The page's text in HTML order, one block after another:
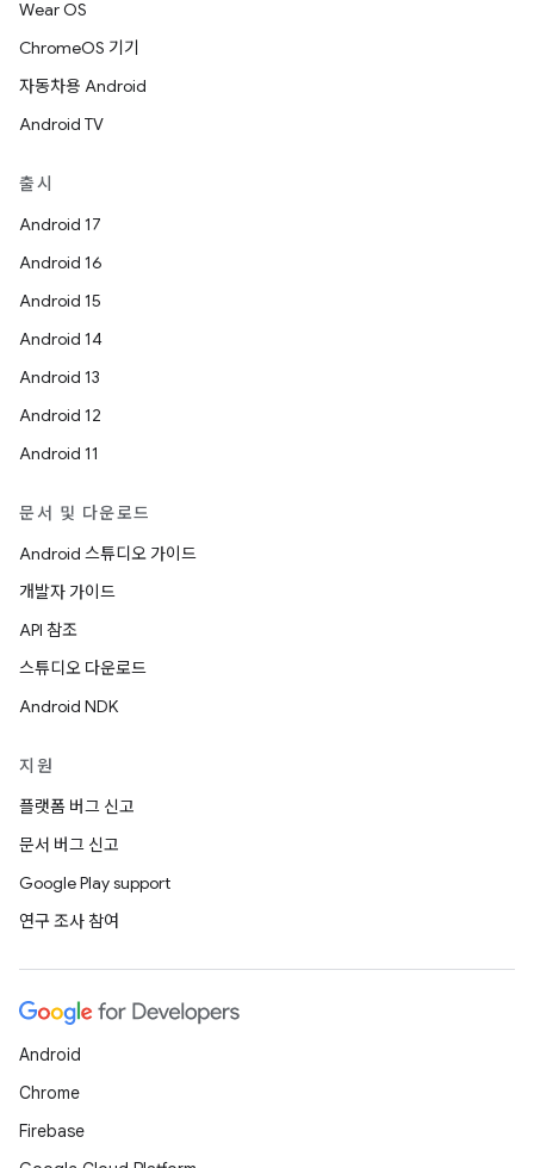
Wear OS
ChromeOS 기기
자동차용 Android
Android TV
출시
Android 17
Android 16
Android 15
Android 14
Android 13
Android 12
Android 11
문서 및 다운로드
Android 스튜디오 가이드
개발자 가이드
API 참조
스튜디오 다운로드
Android NDK
지원
플랫폼 버그 신고
문서 버그 신고
Google Play support
연구 조사 참여
Android
Chrome
Firebase